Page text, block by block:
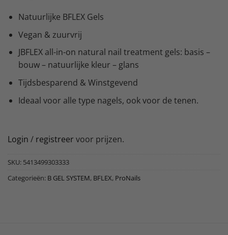
Natuurlijke BFLEX Gels
Vegan & zuurvrij
JBFLEX all-in-on natural nail treatment gels: basis –
bouw – natuurlijke kleur – glans
Tijdsbesparend & Winstgevend
Ideaal voor alle type nagels, ook voor de tenen.
Login / registreer voor prijzen.
SKU: 5413499303333
Categorieën: B GEL SYSTEM, BFLEX, ProNails